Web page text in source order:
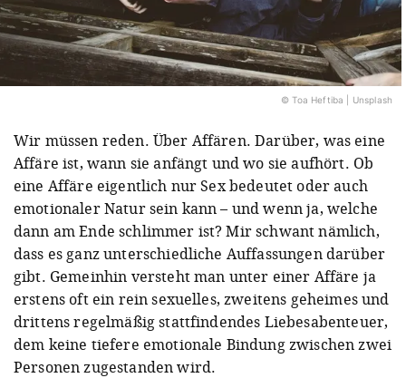
© Toa Heftiba | Unsplash
Wir müssen reden. Über Affären. Darüber, was eine
Affäre ist, wann sie anfängt und wo sie aufhört. Ob
eine Affäre eigentlich nur Sex bedeutet oder auch
emotionaler Natur sein kann – und wenn ja, welche
dann am Ende schlimmer ist? Mir schwant nämlich,
dass es ganz unterschiedliche Auffassungen darüber
gibt. Gemeinhin versteht man unter einer Affäre ja
erstens oft ein rein sexuelles, zweitens geheimes und
drittens regelmäßig stattfindendes Liebesabenteuer,
dem keine tiefere emotionale Bindung zwischen zwei
Personen zugestanden wird.